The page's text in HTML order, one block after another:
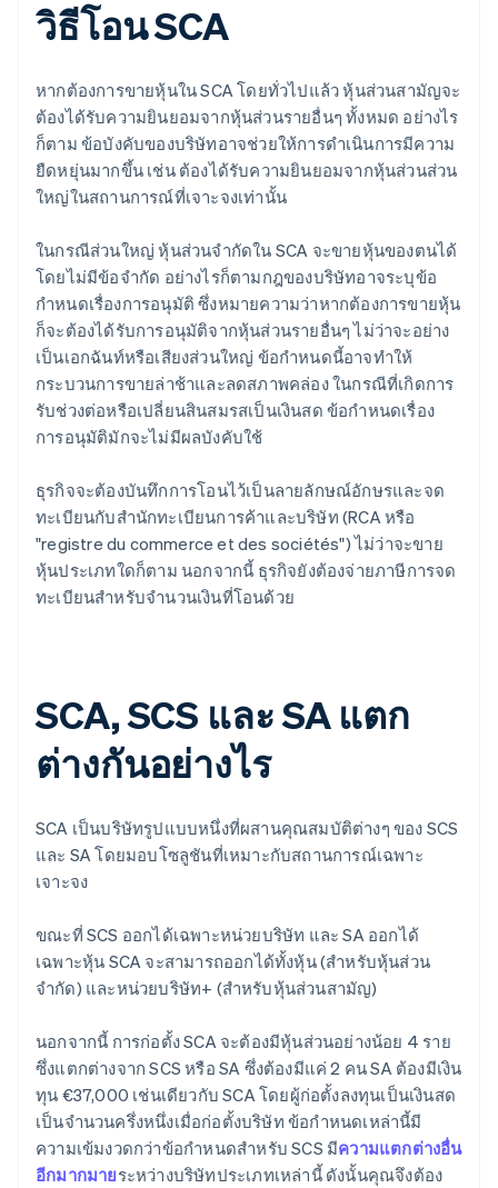
วิธีโอน SCA
หากต้องการขายหุ้นใน SCA โดยทั่วไปแล้ว หุ้นส่วนสามัญจะ
ต้องได้รับความยินยอมจากหุ้นส่วนรายอื่นๆ ทั้งหมด อย่างไร
ก็ตาม ข้อบังคับของบริษัทอาจช่วยให้การดำเนินการมีความ
ยืดหยุ่นมากขึ้น เช่น ต้องได้รับความยินยอมจากหุ้นส่วนส่วน
ใหญ่ในสถานการณ์ที่เจาะจงเท่านั้น
ในกรณีส่วนใหญ่ หุ้นส่วนจํากัดใน SCA จะขายหุ้นของตนได้
โดยไม่มีข้อจํากัด อย่างไรก็ตามกฎของบริษัทอาจระบุข้อ
กำหนดเรื่องการอนุมัติ ซึ่งหมายความว่าหากต้องการขายหุ้น
ก็จะต้องได้รับการอนุมัติจากหุ้นส่วนรายอื่นๆ ไม่ว่าจะอย่าง
เป็นเอกฉันท์หรือเสียงส่วนใหญ่ ข้อกำหนดนี้อาจทําให้
กระบวนการขายล่าช้าและลดสภาพคล่อง ในกรณีที่เกิดการ
รับช่วงต่อหรือเปลี่ยนสินสมรสเป็นเงินสด ข้อกำหนดเรื่อง
การอนุมัติมักจะไม่มีผลบังคับใช้
ธุรกิจจะต้องบันทึกการโอนไว้เป็นลายลักษณ์อักษรและจด
ทะเบียนกับสำนักทะเบียนการค้าและบริษัท (RCA หรือ
"registre du commerce et des sociétés") ไม่ว่าจะขาย
หุ้นประเภทใดก็ตาม นอกจากนี้ ธุรกิจยังต้องจ่ายภาษีการจด
ทะเบียนสำหรับจํานวนเงินที่โอนด้วย
SCA, SCS และ SA แตก
ต่างกันอย่างไร
SCA เป็นบริษัทรูปแบบหนึ่งที่ผสานคุณสมบัติต่างๆ ของ SCS
และ SA โดยมอบโซลูชันที่เหมาะกับสถานการณ์เฉพาะ
เจาะจง
ขณะที่ SCS ออกได้เฉพาะหน่วยบริษัท และ SA ออกได้
เฉพาะหุ้น SCA จะสามารถออกได้ทั้งหุ้น (สำหรับหุ้นส่วน
จำกัด) และหน่วยบริษัท+ (สำหรับหุ้นส่วนสามัญ)
นอกจากนี้ การก่อตั้ง SCA จะต้องมีหุ้นส่วนอย่างน้อย 4 ราย
ซึ่งแตกต่างจาก SCS หรือ SA ซึ่งต้องมีแค่ 2 คน SA ต้องมีเงิน
ทุน €37,000 เช่นเดียวกับ SCA โดยผู้ก่อตั้งลงทุนเป็นเงินสด
เป็นจำนวนครึ่งหนึ่งเมื่อก่อตั้งบริษัท ข้อกําหนดเหล่านี้มี
ความเข้มงวดกว่าข้อกําหนดสําหรับ SCS มีความแตกต่างอื่น
อีกมากมายระหว่างบริษัทประเภทเหล่านี้ ดังนั้นคุณจึงต้อง